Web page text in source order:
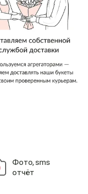
Фото, sms
отчёт